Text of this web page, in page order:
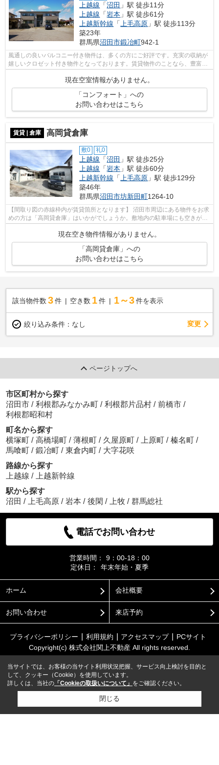
上越線 「沼田 」駅 徒歩11分
上越線 「岩本 」駅 徒歩61分
上越新幹線 「 上毛高原 」駅 徒歩113分
築23年
群馬県沼田市鍛冶町942-1
風通しの良いバルコニー付き物件は、多くの方にご好評です。充実の収納が
嬉しいクロゼット付き物件となっております。賃貸物件のことなら、豊富な
現在空室情報がありません。
「コンフォート」への
お問い合わせはこちら
賃貸 | 倉庫 高岡貸倉庫
敷0 礼0
上越線 「沼田 」駅 徒歩25分
上越線 「岩本 」駅 徒歩60分
上越新幹線 「 上毛高原 」駅 徒歩129分
築46年
群馬県沼田市坊新田町1264-10
【間取り図の赤線枠内が賃貸箇所となります】 沼田市周辺にある物件をお求
めの方は「高岡貸倉庫」はいかがでしょうか。敷地内の駐車場にも空きがあ
り、駐車可能です。月々の賃料が2万...
現在空き物件情報がありません。
「高岡貸倉庫」への
お問い合わせはこちら
該当物件数 3件 空き数 1 件 1～3 件を表示
絞り込み条件： なし 変更
ページトップへ
市区町村から探す
沼田市 / 利根郡みなかみ町 / 利根郡片品村 / 前橋市 /
利根郡昭和村
町名から探す
横塚町 / 高橋場町 / 薄根町 / 久屋原町 / 上原町 / 榛名町 /
馬喰町 / 鍛冶町 / 東倉内町 / 大字花咲
路線から探す
上越線 /
上越新幹線
駅から探す
沼田 / 上毛高原 / 岩本 / 後閑 / 上牧 / 群馬総社
電話でお問い合わせ
営業時間：
9：00-18：00
定休日：
年末年始・夏季
ホーム 会社概要
お問い合わせ 来店予約
プライバシーポリシー 利用規約 アクセスマップ
PCサイト
Copyright(c) 株式会社関上不動産 All rights reserved.
当サイトでは、お客様の当サイト利用状況把握、サービス向上検討を目的と
して、クッキー（Cookie）を使用しています。
詳しくは、当社の 「Cookieの取扱いについて」 をご確認ください。
閉じる